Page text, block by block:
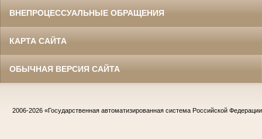
ВНЕПРОЦЕССУАЛЬНЫЕ ОБРАЩЕНИЯ
КАРТА САЙТА
ОБЫЧНАЯ ВЕРСИЯ САЙТА
2006-2026 «Государственная автоматизированная система Российской